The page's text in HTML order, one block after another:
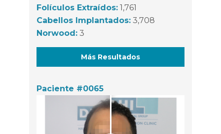
Folículos Extraídos: 1,761
Cabellos Implantados: 3,708
Norwood: 3
Más Resultados
Paciente #0065